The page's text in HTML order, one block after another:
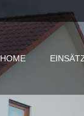
HOME